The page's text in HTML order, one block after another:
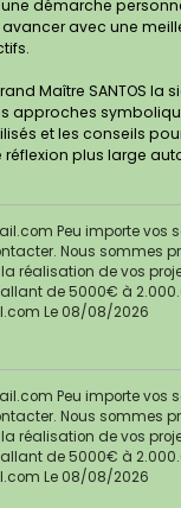
démarche
avec une
Maître SANTOS la
approches
et les conseils
plus large
Peu importe vos
Nous sommes
réalisation de vos
de 5000€ à
Le 08/08/2026
Peu importe vos
Nous sommes
réalisation de vos
de 5000€ à
Le 08/08/2026